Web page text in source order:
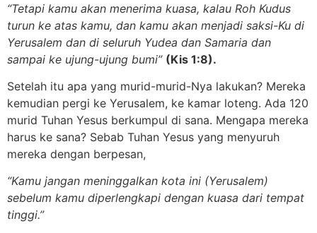
“Tetapi kamu akan menerima kuasa, kalau Roh Kudus
turun ke atas kamu, dan kamu akan menjadi saksi-Ku di
Yerusalem dan di seluruh Yudea dan Samaria dan
sampai ke ujung-ujung bumi” (Kis 1:8).
Setelah itu apa yang murid-murid-Nya lakukan? Mereka
kemudian pergi ke Yerusalem, ke kamar loteng. Ada 120
murid Tuhan Yesus berkumpul di sana. Mengapa mereka
harus ke sana? Sebab Tuhan Yesus yang menyuruh
mereka dengan berpesan,
“Kamu jangan meninggalkan kota ini (Yerusalem)
sebelum kamu diperlengkapi dengan kuasa dari tempat
tinggi.”